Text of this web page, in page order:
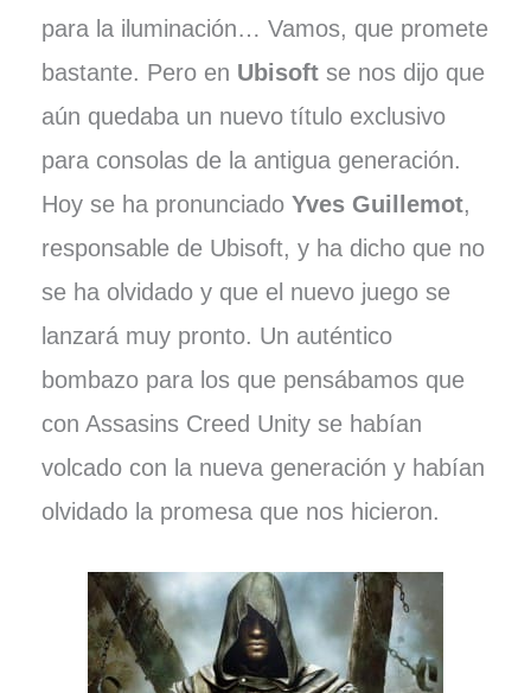
para la iluminación… Vamos, que promete
bastante. Pero en Ubisoftse nos dijo que
aún quedaba un nuevo título exclusivo
para consolas de la antigua generación.
Hoy se ha pronunciado Yves Guillemot,
responsable de Ubisoft, y ha dicho que no
se ha olvidado y que el nuevo juego se
lanzará muy pronto. Un auténtico
bombazo para los que pensábamos que
con Assasins Creed Unity se habían
volcado con la nueva generación y habían
olvidado la promesa que nos hicieron.